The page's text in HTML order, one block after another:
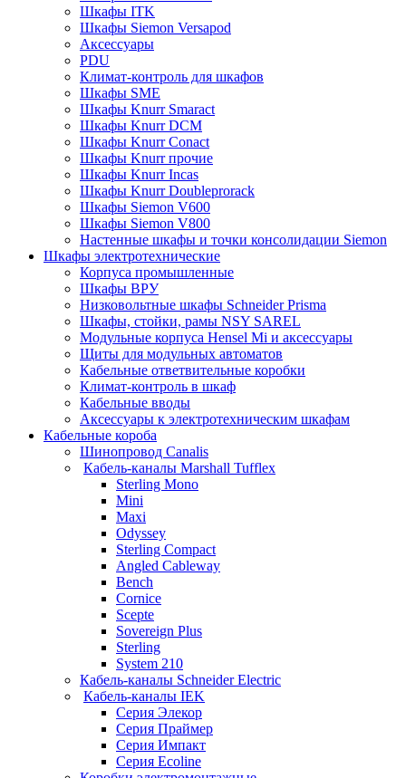
Шкафы ITK
Шкафы Siemon Versapod
Аксессуары
PDU
Климат-контроль для шкафов
Шкафы SME
Шкафы Knurr Smaract
Шкафы Knurr DCM
Шкафы Knurr Conact
Шкафы Knurr прочие
Шкафы Knurr Incas
Шкафы Knurr Doubleprorack
Шкафы Siemon V600
Шкафы Siemon V800
Настенные шкафы и точки консолидации Siemon
Шкафы электротехнические
Корпуса промышленные
Шкафы ВРУ
Низковольтные шкафы Schneider Prisma
Шкафы, стойки, рамы NSY SAREL
Модульные корпуса Hensel Mi и аксессуары
Щиты для модульных автоматов
Кабельные ответвительные коробки
Климат-контроль в шкаф
Кабельные вводы
Аксессуары к электротехническим шкафам
Кабельные короба
Шинопровод Canalis
Кабель-каналы Marshall Tufflex
Sterling Mono
Mini
Maxi
Odyssey
Sterling Compact
Angled Cableway
Bench
Cornice
Scepte
Sovereign Plus
Sterling
System 210
Кабель-каналы Schneider Electric
Кабель-каналы IEK
Серия Элекор
Серия Праймер
Серия Импакт
Серия Ecoline